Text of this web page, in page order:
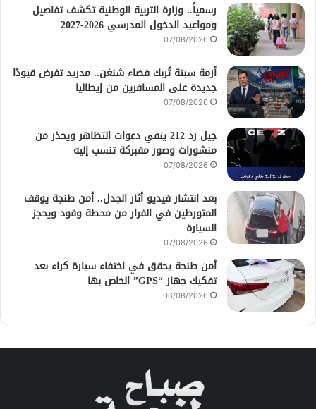
رسمياً.. وزارة التربية الوطنية تكشف تفاصيل
ومواعيد الدخول المدرسي 2026-2027
07/08/2026
أزمة سبتة تُربك فضاء شنغن.. مدريد تفرض قيودًا
جديدة على المسافرين من إيطاليا
07/08/2026
جيل زد 212 ينفي دعوات التظاهر ويحذر من
منشورات وصور مفبركة تنسب إليه
07/08/2026
بعد انتشار فيديو أثار الجدل.. أمن طنجة يوقف
المتورطين في الفرار من محطة وقود ويحجز
السيارة
07/08/2026
أمن طنجة يحقق في اختفاء سيارة كراء بعد
تفكيك جهاز “GPS” الخاص بها
06/08/2026